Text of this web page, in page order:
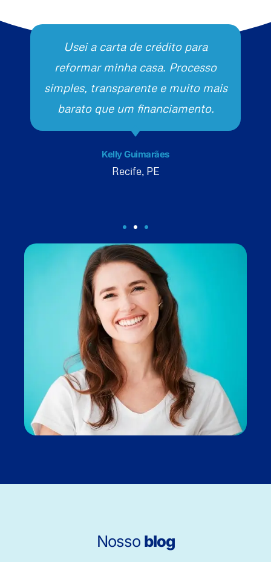
Usei a carta de crédito para
reformar minha casa. Processo
simples, transparente e muito mais
barato que um financiamento.
Kelly Guimarães
Recife, PE
Nosso blog